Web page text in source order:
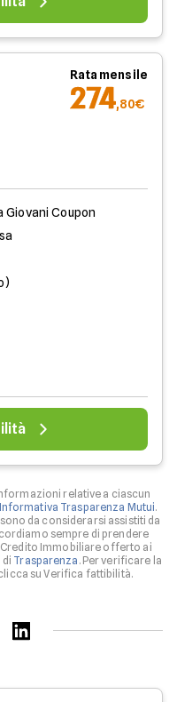
Rata mensile
274,80€
Giovani Coupon
relative a ciascun
Informativa Trasparenza Mutui.
da considerarsi assistiti da
sempre di prendere
Immobiliare offerto ai
Trasparenza . Per verificare la
su Verifica fattibilità.